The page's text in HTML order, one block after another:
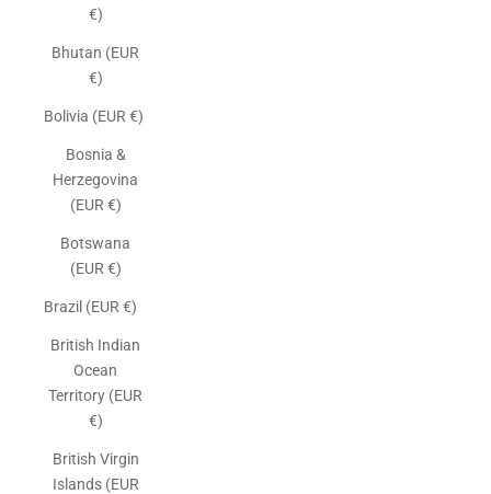
€)
Bhutan (EUR
€)
Bolivia (EUR €)
Bosnia &
Herzegovina
(EUR €)
Botswana
(EUR €)
Brazil (EUR €)
British Indian
Ocean
Territory (EUR
€)
British Virgin
Islands (EUR